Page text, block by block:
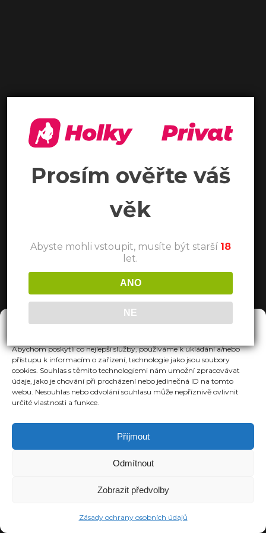
Spravovat Souhlas
Abychom poskytli co nejlepší služby, používáme k ukládání a/nebo
přístupu k informacím o zařízení, technologie jako jsou soubory
cookies. Souhlas s těmito technologiemi nám umožní zpracovávat
údaje, jako je chování při procházení nebo jedinečná ID na tomto
webu. Nesouhlas nebo odvolání souhlasu může nepříznivě ovlivnit
určité vlastnosti a funkce.
Příjmout
Odmítnout
Zobrazit předvolby
Zásady ochrany osobních údajů
Prosím ověřte váš
věk
Abyste mohli vstoupit, musíte být starší 18
let.
ANO
NE